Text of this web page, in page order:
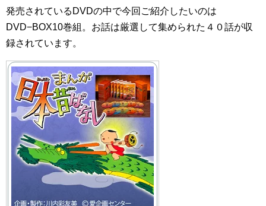
発売されているDVDの中で今回ご紹介したいのは
DVD−BOX10巻組。お話は厳選して集められた４０話が収
録されています。